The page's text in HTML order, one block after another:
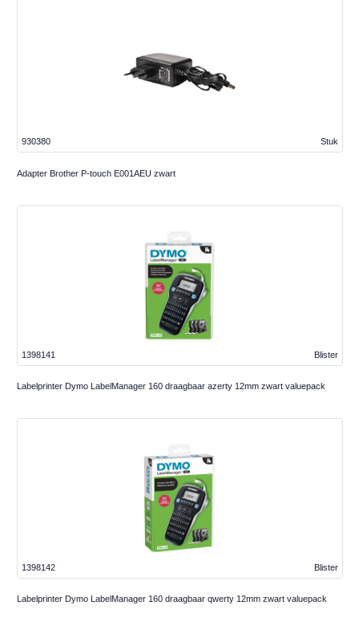
Stuk
930380
Adapter Brother P-touch E001AEU zwart
Blister
1398141
Labelprinter Dymo LabelManager 160 draagbaar azerty 12mm zwart valuepack
Blister
1398142
Labelprinter Dymo LabelManager 160 draagbaar qwerty 12mm zwart valuepack